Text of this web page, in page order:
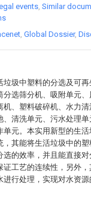
圾中塑料的分选及可再
分选筛分机、吸附单元、
、塑料破碎机、水力清
、清洗单元、污水处理
单元。本实用新型的生活
，其能将生活垃圾中的塑
选的效率，并且能直接
证工艺的连续性，另外，
行处理，实现对水资源
events Similar
Global Dossier